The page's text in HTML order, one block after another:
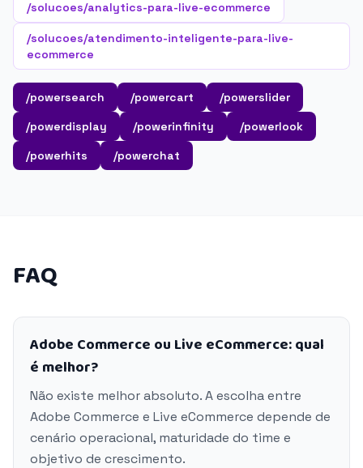
/solucoes/analytics-para-live-ecommerce
/solucoes/atendimento-inteligente-para-live-
ecommerce
/powersearch /powercart
/powerslider
/powerdisplay
/powerinfinity
/powerlook
/powerhits
/powerchat
FAQ
Adobe Commerce ou Live eCommerce: qual
é melhor?
Não existe melhor absoluto. A escolha entre
Adobe Commerce e Live eCommerce depende de
cenário operacional, maturidade do time e
objetivo de crescimento.